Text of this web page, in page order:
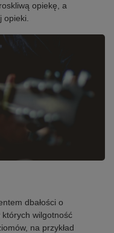
opiekę, a
dbałości o
których wilgotność
na przykład